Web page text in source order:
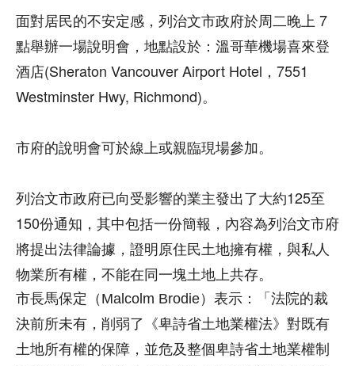
面對居民的不安定感，列治文市政府於周二晚上 7
點舉辦一場說明會，地點設於：溫哥華機場喜來登
酒店(Sheraton Vancouver Airport Hotel，7551
Westminster Hwy, Richmond)。
市府的說明會可於線上或親臨現場參加。
列治文市政府已向受影響的業主發出了大約125至
150份通知，其中包括一份簡報，內容為列治文市府
將提出法律論據，證明原住民土地擁有權，與私人
物業所有權，不能在同一塊土地上共存。
市長馬保定（Malcolm Brodie）表示：「法院的裁
決前所未有，削弱了《卑詩省土地業權法》對既有
土地所有權的保障，並危及整個卑詩省土地業權制